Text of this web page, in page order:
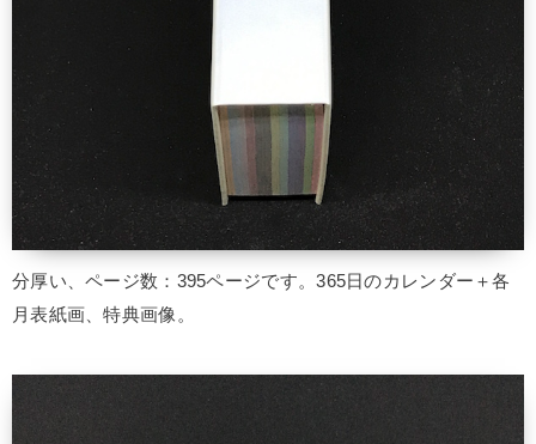
分厚い、ページ数：395ページです。365日のカレンダー＋各
月表紙画、特典画像。